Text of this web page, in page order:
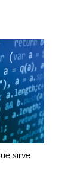
sirve